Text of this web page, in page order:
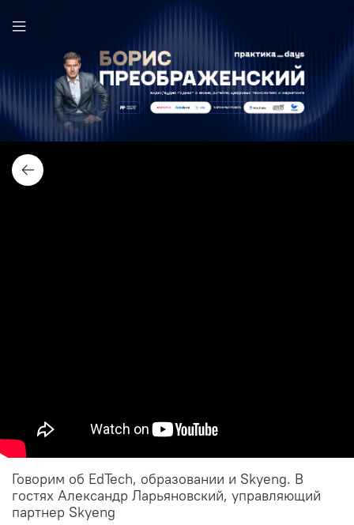
Говорим об EdTech, образовании и Skyeng. В
гостях Александр Ларьяновский, управляющий
партнер Skyeng